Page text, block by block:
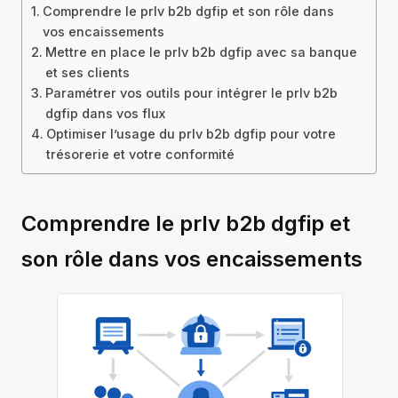
Comprendre le prlv b2b dgfip et son rôle dans
vos encaissements
Mettre en place le prlv b2b dgfip avec sa banque
et ses clients
Paramétrer vos outils pour intégrer le prlv b2b
dgfip dans vos flux
Optimiser l’usage du prlv b2b dgfip pour votre
trésorerie et votre conformité
Comprendre le prlv b2b dgfip et
son rôle dans vos encaissements